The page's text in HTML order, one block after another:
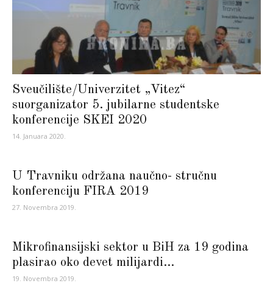
Sveučilište/Univerzitet „Vitez“
suorganizator 5. jubilarne studentske
konferencije SKEI 2020
14. Januara 2020.
U Travniku održana naučno- stručnu
konferenciju FIRA 2019
27. Novembra 2019.
Mikrofinansijski sektor u BiH za 19 godina
plasirao oko devet milijardi...
19. Novembra 2019.